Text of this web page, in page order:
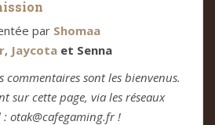
par Shomaa
, Jaycota et Senna
commentaires sont les bienvenus.
sur cette page, via les réseaux
otak@cafegaming.fr !